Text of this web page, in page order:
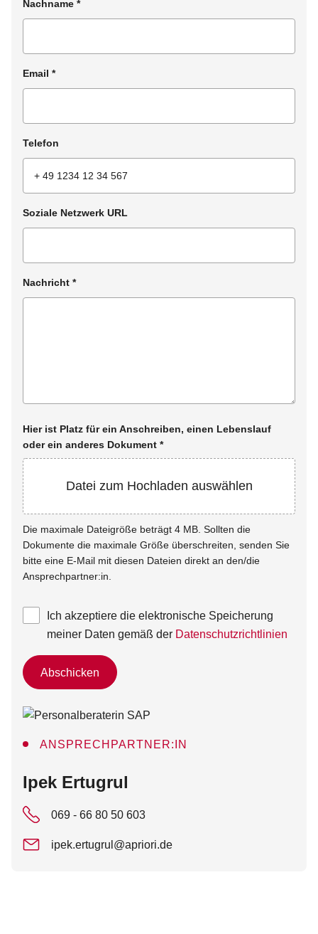
Nachname *
Email *
Telefon
Soziale Netzwerk URL
Nachricht *
Hier ist Platz für ein Anschreiben, einen Lebenslauf
oder ein anderes Dokument *
Datei zum Hochladen auswählen
Die maximale Dateigröße beträgt 4 MB. Sollten die
Dokumente die maximale Größe überschreiten, senden Sie
bitte eine E-Mail mit diesen Dateien direkt an den/die
Ansprechpartner:in.
Ich akzeptiere die elektronische Speicherung
meiner Daten gemäß der Datenschutzrichtlinien
Abschicken
ANSPRECHPARTNER:IN
:Ipek Ertugrul
069 - 66 80 50 603
ipek.ertugrul@apriori.de